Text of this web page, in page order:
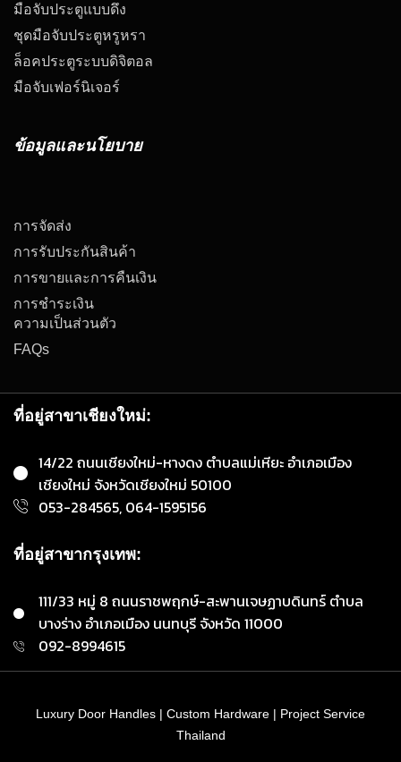
มือจับประตูแบบดึง
ชุดมือจับประตูหรูหรา
ล็อคประตูระบบดิจิตอล
มือจับเฟอร์นิเจอร์
ข้อมูลและนโยบาย
การจัดส่ง
การรับประกันสินค้า
การขายและการคืนเงิน
การชำระเงิน
ความเป็นส่วนตัว
FAQs
ที่อยู่สาขาเชียงใหม่:
14/22 ถนนเชียงใหม่-หางดง ตำบลแม่เหียะ อำเภอเมือง
เชียงใหม่ จังหวัดเชียงใหม่ 50100
053-284565, 064-1595156
ที่อยู่สาขากรุงเทพ:
111/33 หมู่ 8 ถนนราชพฤกษ์-สะพานเจษฏาบดินทร์ ตำบล
บางร่าง อำเภอเมือง นนทบุรี จังหวัด 11000
092-8994615
Luxury Door Handles | Custom Hardware | Project Service
Thailand